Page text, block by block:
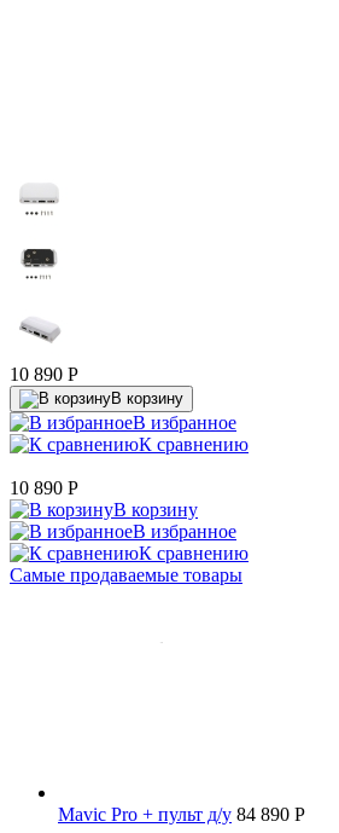
10 890 P
В корзину
В избранное
К сравнению
10 890 P
В корзину
В избранное
К сравнению
Самые продаваемые товары
Mavic Pro + пульт д/у 84 890 P